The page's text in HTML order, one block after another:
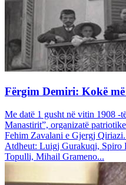
Fërgim Demiri: Kokë
Me datë 1 gusht në vitin 1908 -
Manastirit”, organizatë
Fehim Zavalani e Gjergj
Atdheut: Luigj Gurakuqi,
Topulli, Mihail Grameno...